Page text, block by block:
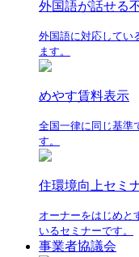
外国語が話せる
外国語に対応してい
ます。
めやす賃料表示
全国一律に同じ基準
す。
住環境向上セミ
オーナーをはじめと
いるセミナーです。
事業者協議会